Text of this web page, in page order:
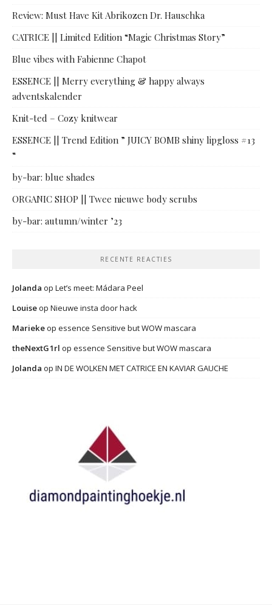
Review: Must Have Kit Abrikozen Dr. Hauschka
CATRICE || Limited Edition “Magic Christmas Story”
Blue vibes with Fabienne Chapot
ESSENCE || Merry everything & happy always
adventskalender
Knit-ted – Cozy knitwear
ESSENCE || Trend Edition ” JUICY BOMB shiny lipgloss #13
“
by-bar: blue shades
ORGANIC SHOP || Twee nieuwe body scrubs
by-bar: autumn/winter ’23
RECENTE REACTIES
Jolanda op Let’s meet: Mádara Peel
Louiseop Nieuwe insta door hack
Mariekeop essence Sensitive but WOW mascara
theNextG1rl op essence Sensitive but WOW mascara
Jolanda op IN DE WOLKEN MET CATRICE EN KAVIAR GAUCHE